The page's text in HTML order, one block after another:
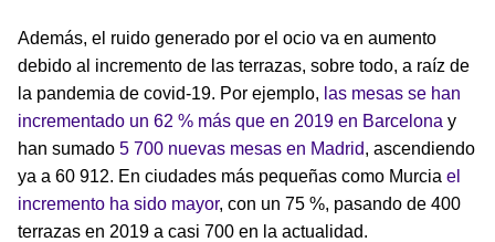
Además, el ruido generado por el ocio va en aumento
debido al incremento de las terrazas, sobre todo, a raíz de
la pandemia de covid-19. Por ejemplo, las mesas se han
incrementado un 62 % más que en 2019 en Barcelona y
han sumado 5 700 nuevas mesas en Madrid, ascendiendo
ya a 60 912. En ciudades más pequeñas como Murcia el
incremento ha sido mayor, con un 75 %, pasando de 400
terrazas en 2019 a casi 700 en la actualidad.